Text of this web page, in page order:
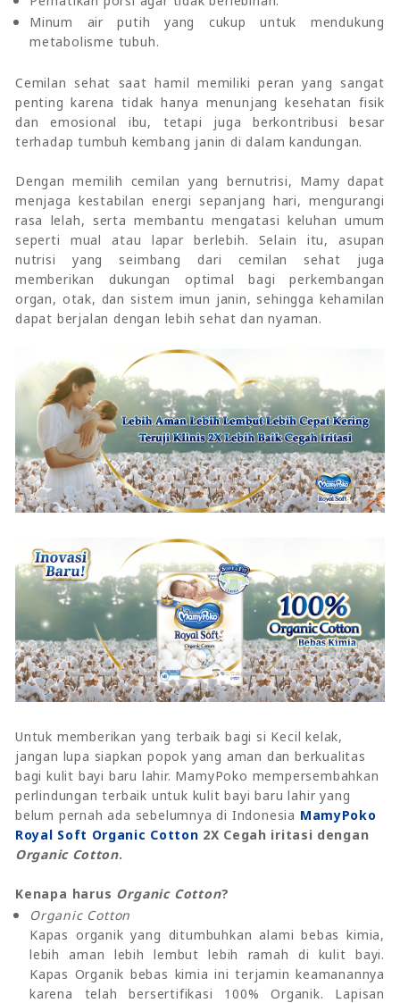
Minum air putih yang cukup untuk mendukung
metabolisme tubuh.
Cemilan sehat saat hamil memiliki peran yang sangat
penting karena tidak hanya menunjang kesehatan fisik
dan emosional ibu, tetapi juga berkontribusi besar
terhadap tumbuh kembang janin di dalam kandungan.
Dengan memilih cemilan yang bernutrisi, Mamy dapat
menjaga kestabilan energi sepanjang hari, mengurangi
rasa lelah, serta membantu mengatasi keluhan umum
seperti mual atau lapar berlebih. Selain itu, asupan
nutrisi yang seimbang dari cemilan sehat juga
memberikan dukungan optimal bagi perkembangan
organ, otak, dan sistem imun janin, sehingga kehamilan
dapat berjalan dengan lebih sehat dan nyaman.
Untuk memberikan yang terbaik bagi si Kecil kelak,
jangan lupa siapkan popok yang aman dan berkualitas
bagi kulit bayi baru lahir. MamyPoko mempersembahkan
perlindungan terbaik untuk kulit bayi baru lahir yang
belum pernah ada sebelumnya di Indonesia MamyPoko
Royal Soft Organic Cotton 2X Cegah iritasi dengan
Organic Cotton.
Kenapa harus Organic Cotton?
Organic Cotton
Kapas organik yang ditumbuhkan alami bebas kimia,
lebih aman lebih lembut lebih ramah di kulit bayi.
Kapas Organik bebas kimia ini terjamin keamanannya
karena telah bersertifikasi 100% Organik. Lapisan